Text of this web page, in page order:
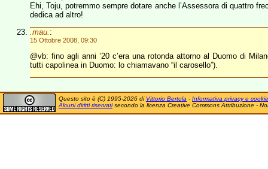
Ehi, Toju, potremmo sempre dotare anche l’Assessora di quattro
dedica ad altro!
.mau. :
15 Ottobre 2008, 09:30
@vb: fino agli anni ’20 c’era una rotonda attorno al Duomo di
tutti capolinea in Duomo: lo chiamavano “il carosello”).
Questo sito è (C) 1995-2026 di Vittorio Bertola - Informativa privacy e cookie
Alcuni diritti riservatisecondo la licenza Creative Commons Attribuzione -